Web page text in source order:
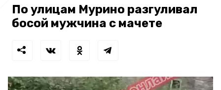
По улицам Мурино разгуливал
босой мужчина с мачете